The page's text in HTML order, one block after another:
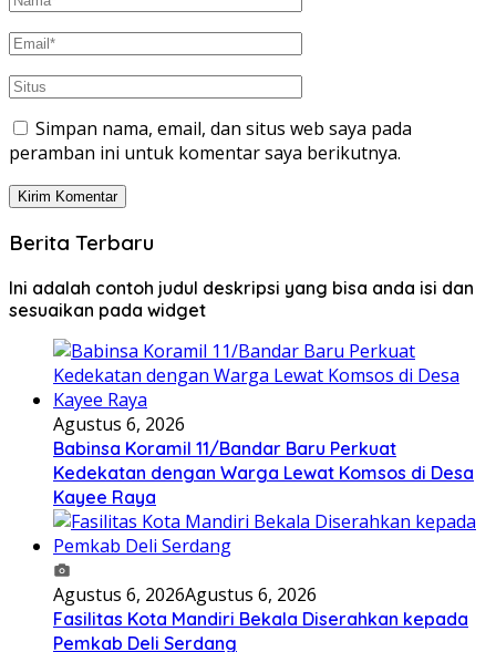
Simpan nama, email, dan situs web saya pada
peramban ini untuk komentar saya berikutnya.
Berita Terbaru
Ini adalah contoh judul deskripsi yang bisa anda isi dan
sesuaikan pada widget
Agustus 6, 2026
Babinsa Koramil 11/Bandar Baru Perkuat
Kedekatan dengan Warga Lewat Komsos di Desa
Kayee Raya
Agustus 6, 2026Agustus 6, 2026
Fasilitas Kota Mandiri Bekala Diserahkan kepada
Pemkab Deli Serdang